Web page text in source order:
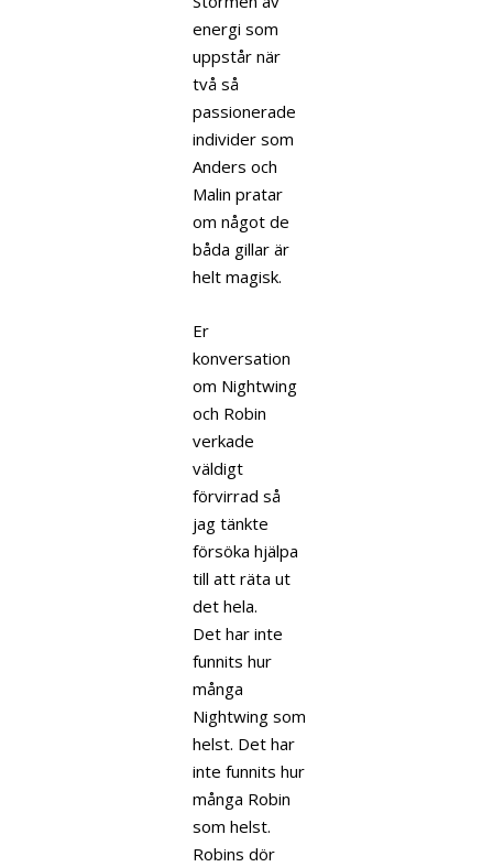
energi som
uppstår när
två så
passionerade
individer som
Anders och
Malin pratar
om något de
båda gillar är
helt magisk.
Er
konversation
om Nightwing
och Robin
verkade
väldigt
förvirrad så
jag tänkte
försöka hjälpa
till att räta ut
det hela.
Det har inte
funnits hur
många
Nightwing som
helst. Det har
inte funnits hur
många Robin
som helst.
Robins dör